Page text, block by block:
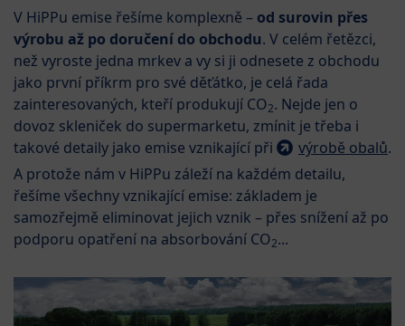
V HiPPu emise řešíme komplexně – od surovin přes
výrobu až po doručení do obchodu. V celém řetězci,
než vyroste jedna mrkev a vy si ji odnesete z obchodu
jako první příkrm pro své děťátko, je celá řada
zainteresovaných, kteří produkují CO2. Nejde jen o
dovoz skleniček do supermarketu, zmínit je třeba i
takové detaily jako emise vznikající při
výrobě obalů.
A protože nám v HiPPu záleží na každém detailu,
řešíme všechny vznikající emise: základem je
samozřejmě eliminovat jejich vznik – přes snížení až po
podporu opatření na absorbování CO2...